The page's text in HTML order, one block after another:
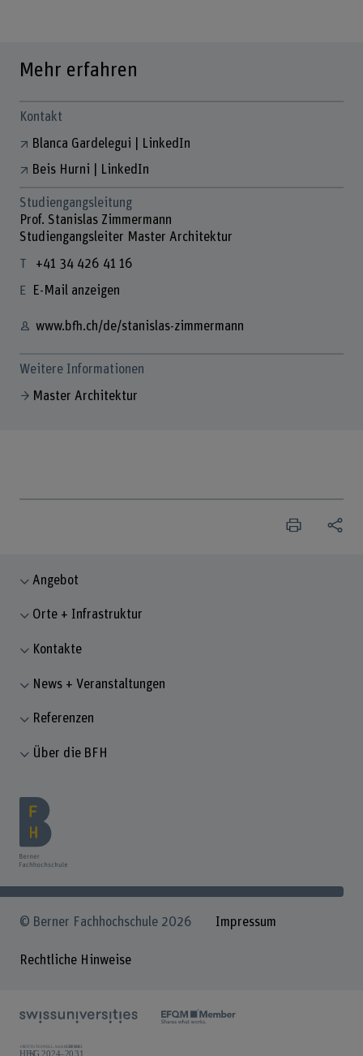
Mehr erfahren
Kontakt
Blanca Gardelegui | LinkedIn
Beis Hurni | LinkedIn
Studiengangsleitung
Prof. Stanislas Zimmermann
Studiengangsleiter Master Architektur
+41 34 426 41 16
E-Mail anzeigen
www.bfh.ch/de/stanislas-zimmermann
Weitere Informationen
Master Architektur
Angebot
Orte + Infrastruktur
Kontakte
News + Veranstaltungen
Referenzen
Über die BFH
© Berner Fachhochschule 2026 Impressum
Rechtliche Hinweise